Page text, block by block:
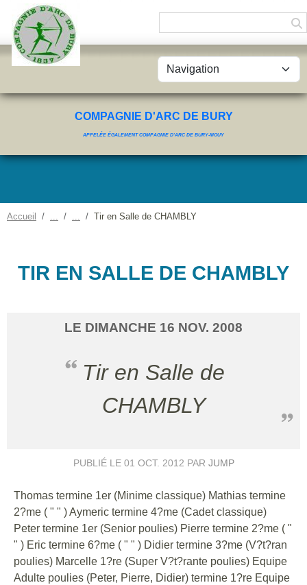
COMPAGNIE D'ARC DE BURY
APPELÉE ÉGALEMENT COMPAGNIE D'ARC DE BURY-MOUY
Accueil Tir en Salle de CHAMBLY
TIR EN SALLE DE CHAMBLY
LE DIMANCHE 16 NOV. 2008
Tir en Salle de
CHAMBLY
PUBLIÉ LE 01 OCT. 2012 PAR JUMP
Thomas termine 1er (Minime classique) Mathias termine
2?me ( " " ) Aymeric termine 4?me (Cadet classique)
Peter termine 1er (Senior poulies) Pierre termine 2?me ( "
" ) Eric termine 6?me ( " " ) Didier termine 3?me (V?t?ran
poulies) Marcelle 1?re (Super V?t?rante poulies) Equipe
Adulte poulies (Peter, Pierre, Didier) termine 1?re Equipe
Panneau de gestion des cookies